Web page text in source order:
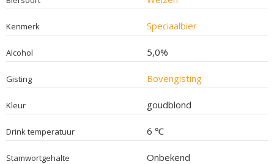
Kenmerk Speciaalbier
Alcohol 5,0%
Gisting Bovengisting
Kleur goudblond
Drink temperatuur 6 ℃
Stamwortgehalte Onbekend